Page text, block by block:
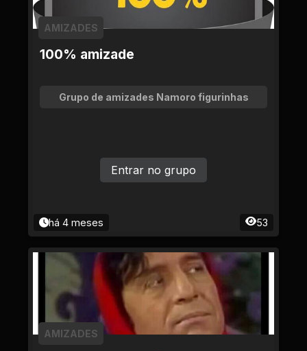
100% amizade
AMIZADES
Grupo de amizades Namoro figurinhas
há 4 meses 53
Entrar no grupo
AMIZADES